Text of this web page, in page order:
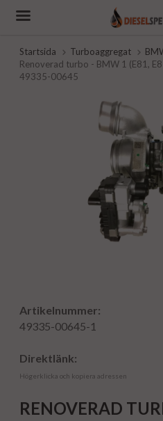
Startsida Turboaggregat
Renoverad turbo - BMW 1 (E81,
49335-00645
Artikelnummer:
49335-00645-1
Direktlänk:
Högerklicka och kopiera adressen
RENOVERAD